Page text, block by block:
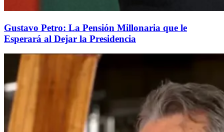
Gustavo Petro: La Pensión Millonaria que le
Esperará al Dejar la Presidencia